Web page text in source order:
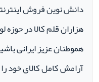
دانش نوین فروش
هزاران قلم کالا در
هموطنان عزیز ایرانی
آرامش کامل کالای خود